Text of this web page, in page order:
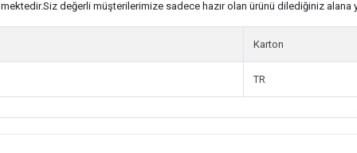
değerli müşterilerimize sadece hazır olan ürünü dilediğiniz alana
Karton
TR